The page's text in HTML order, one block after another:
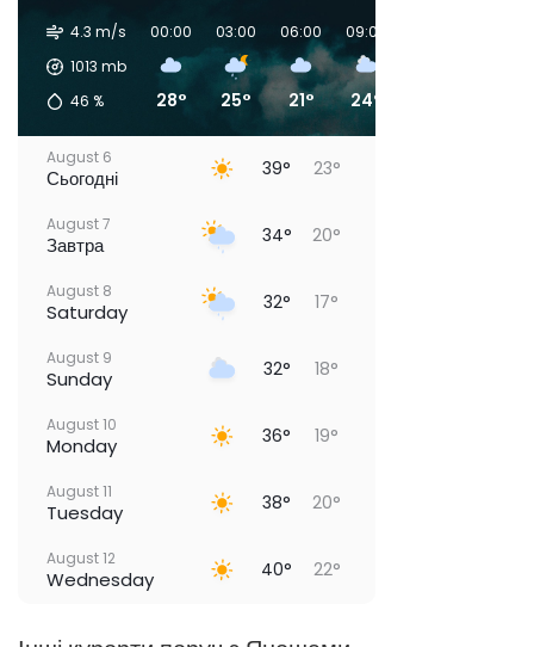
4.3 m/s
1013 mb
46 %
00:00
28°
03:00
25°
06:00
21°
09:00
24°
August 6
Сьогодні 39° 23°
August 7
Завтра 34° 20°
August 8
Saturday 32° 17°
August 9
Sunday 32° 18°
August 10
Monday 36° 19°
August 11
Tuesday 38° 20°
August 12
Wednesday 40° 22°